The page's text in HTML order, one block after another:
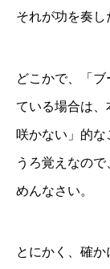
それが功を奏し
どこかで、「
ている場合は
咲かない」的な
うろ覚えなの
めんなさい。
とにかく、確